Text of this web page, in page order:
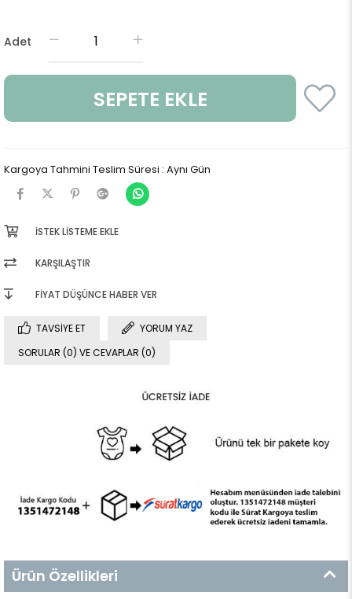
Adet
Kargoya Tahmini Teslim Süresi : Aynı Gün
İSTEK LISTEME EKLE
KARŞILAŞTIR
FIYAT DÜŞÜNCE HABER VER
TAVSIYE ET
YORUM YAZ
SORULAR (0) VE CEVAPLAR (0)
Ürün Özellikleri